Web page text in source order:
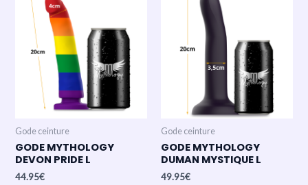
Gode ceinture
GODE MYTHOLOGY
DEVON PRIDE L
44.95€
Gode ceinture
GODE MYTHOLOGY
DUMAN MYSTIQUE L
49.95€